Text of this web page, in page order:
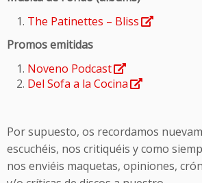
The Patinettes – Bliss
Promos emitidas
Noveno Podcast
Del Sofa a la Cocina
Por supuesto, os recordamos
escuchéis, nos critiquéis y como
nos enviéis maquetas, opiniones,